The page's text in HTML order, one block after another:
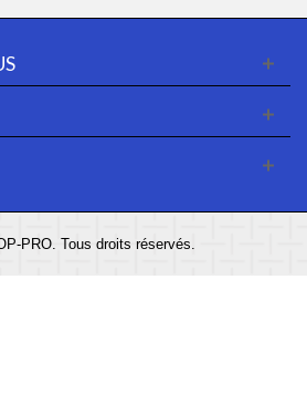
PRO. Tous droits réservés.